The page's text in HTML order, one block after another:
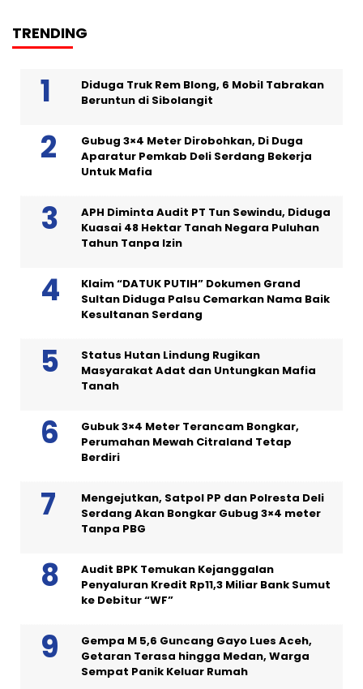
TRENDING
Diduga Truk Rem Blong, 6 Mobil Tabrakan
Beruntun di Sibolangit
Gubug 3×4 Meter Dirobohkan, Di Duga
Aparatur Pemkab Deli Serdang Bekerja
Untuk Mafia
APH Diminta Audit PT Tun Sewindu, Diduga
Kuasai 48 Hektar Tanah Negara Puluhan
Tahun Tanpa Izin
Klaim “DATUK PUTIH” Dokumen Grand
Sultan Diduga Palsu Cemarkan Nama Baik
Kesultanan Serdang
Status Hutan Lindung Rugikan
Masyarakat Adat dan Untungkan Mafia
Tanah
Gubuk 3×4 Meter Terancam Bongkar,
Perumahan Mewah Citraland Tetap
Berdiri
Mengejutkan, Satpol PP dan Polresta Deli
Serdang Akan Bongkar Gubug 3×4 meter
Tanpa PBG
Audit BPK Temukan Kejanggalan
Penyaluran Kredit Rp11,3 Miliar Bank Sumut
ke Debitur “WF”
Gempa M 5,6 Guncang Gayo Lues Aceh,
Getaran Terasa hingga Medan, Warga
Sempat Panik Keluar Rumah